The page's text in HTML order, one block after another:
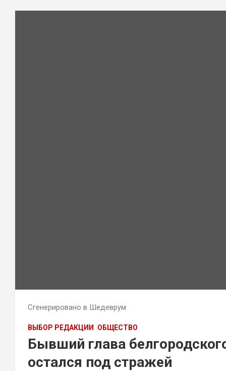
Сгенерировано в Шедеврум
ВЫБОР РЕДАКЦИИ ОБЩЕСТВО
Бывший глава
остался под стражей